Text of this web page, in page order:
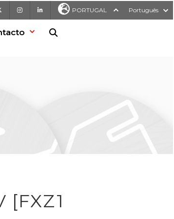
InstagramLinkedIn PORTUGAL Português
[FXZ1